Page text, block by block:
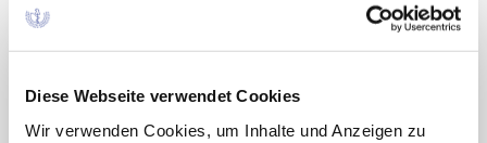
Diese Webseite verwendet Cookies
Wir verwenden Cookies, um Inhalte und Anzeigen zu
Klinische Studien zu Arzneimitteln –
Wo ist der Haken? Der Zahn der Zeit –
Kurven
Wie Kaplan‑Meier‑Kurven und Hazard Ratios